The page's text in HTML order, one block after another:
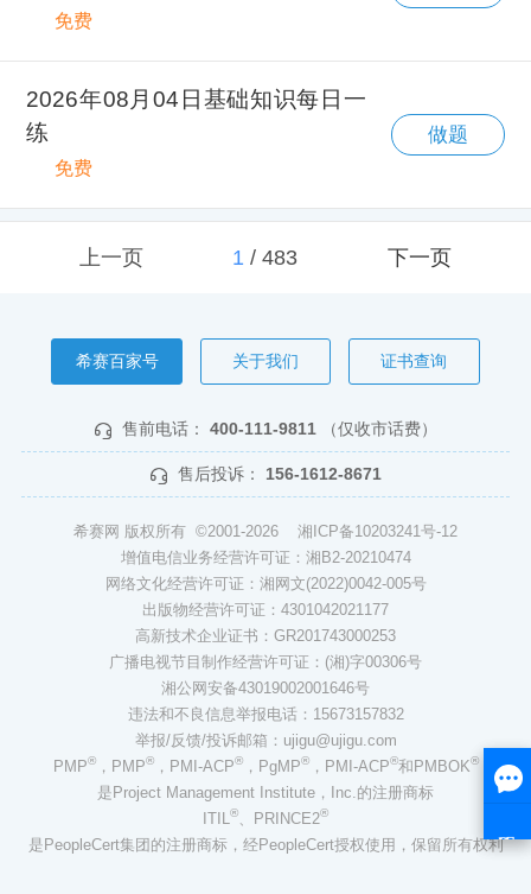
免费
2026年08月04日基础知识每日一
练
免费
做题
上一页 1/ 483 下一页
希赛百家号 关于我们 证书查询
售前电话： 400-111-9811 （仅收市话费）
售后投诉： 156-1612-8671
希赛网 版权所有 ©2001-2026 湘ICP备10203241号-12
增值电信业务经营许可证：湘B2-20210474
网络文化经营许可证：湘网文(2022)0042-005号
出版物经营许可证：4301042021177
高新技术企业证书：GR201743000253
广播电视节目制作经营许可证：(湘)字00306号
湘公网安备43019002001646号
违法和不良信息举报电话：15673157832
举报/反馈/投诉邮箱：ujigu@ujigu.com
PMP®，PMP®，PMI-ACP®，PgMP®，PMI-ACP®和PMBOK®
是Project Management Institute，Inc.的注册商标
ITIL®、PRINCE2®
是PeopleCert集团的注册商标，经PeopleCert授权使用，保留所有权利